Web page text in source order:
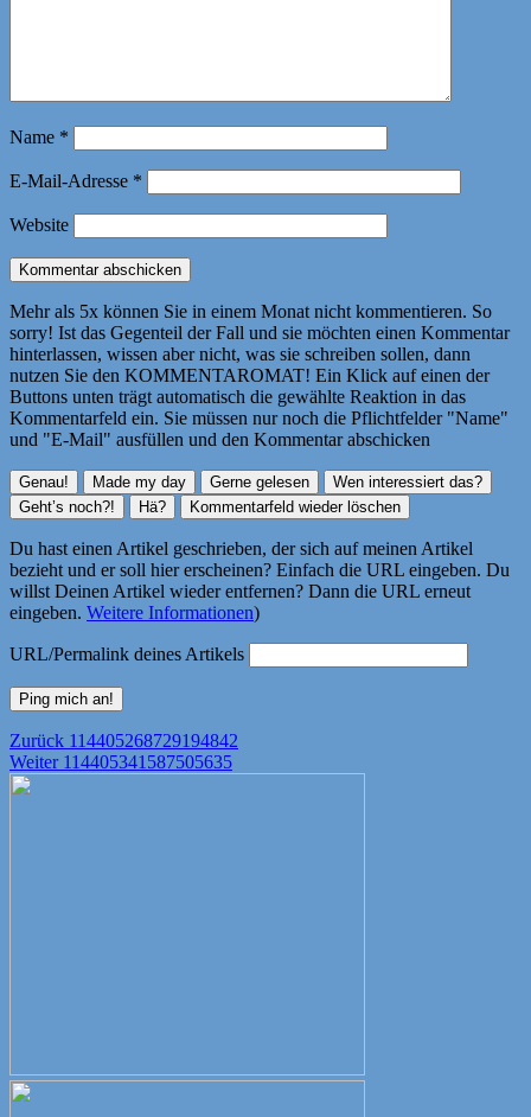
Name *
E-Mail-Adresse *
Website
Mehr als 5x können Sie in einem Monat nicht kommentieren. So
sorry! Ist das Gegenteil der Fall und sie möchten einen Kommentar
hinterlassen, wissen aber nicht, was sie schreiben sollen, dann
nutzen Sie den KOMMENTAROMAT! Ein Klick auf einen der
Buttons unten trägt automatisch die gewählte Reaktion in das
Kommentarfeld ein. Sie müssen nur noch die Pflichtfelder "Name"
und "E-Mail" ausfüllen und den Kommentar abschicken
Du hast einen Artikel geschrieben, der sich auf meinen Artikel
bezieht und er soll hier erscheinen? Einfach die URL eingeben. Du
willst Deinen Artikel wieder entfernen? Dann die URL erneut
eingeben. Weitere Informationen)
URL/Permalink deines Artikels
Beitragsnavigation
Zurück Vorheriger
Beitrag:
114405268729194842
Weiter Nächster
114405341587505635